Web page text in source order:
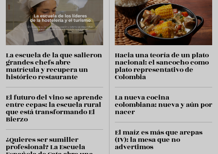
La escuela de la que salieron
grandes chefs abre
matrícula y recupera un
histórico restaurante
El futuro del vino se aprende
entre cepas: la escuela rural
que está transformando El
Bierzo
¿Quieres ser sumiller
profesional? La Escuela
Hacia una teoría de un plato
nacional: el sancocho como
plato representativo de
Colombia
La nueva cocina
colombiana: nueva y aún por
nacer
El maíz es más que arepas
(IV): la mesa que no
advertimos